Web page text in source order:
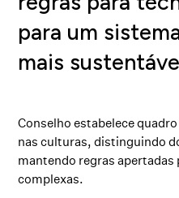
para um
mais
Conselho estabelece
nas culturas, distinguindo
mantendo regras
complexas.